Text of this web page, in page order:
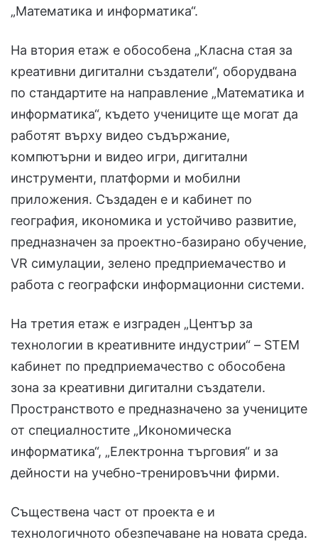
„Математика и информатика“.
На втория етаж е обособена „Класна стая за
креативни дигитални създатели“, оборудвана
по стандартите на направление „Математика и
информатика“, където учениците ще могат да
работят върху видео съдържание,
компютърни и видео игри, дигитални
инструменти, платформи и мобилни
приложения. Създаден е и кабинет по
география, икономика и устойчиво развитие,
предназначен за проектно-базирано обучение,
VR симулации, зелено предприемачество и
работа с географски информационни системи.
На третия етаж е изграден „Център за
технологии в креативните индустрии“ – STEM
кабинет по предприемачество с обособена
зона за креативни дигитални създатели.
Пространството е предназначено за учениците
от специалностите „Икономическа
информатика“, „Електронна търговия“ и за
дейности на учебно-тренировъчни фирми.
Съществена част от проекта е и
технологичното обезпечаване на новата среда.